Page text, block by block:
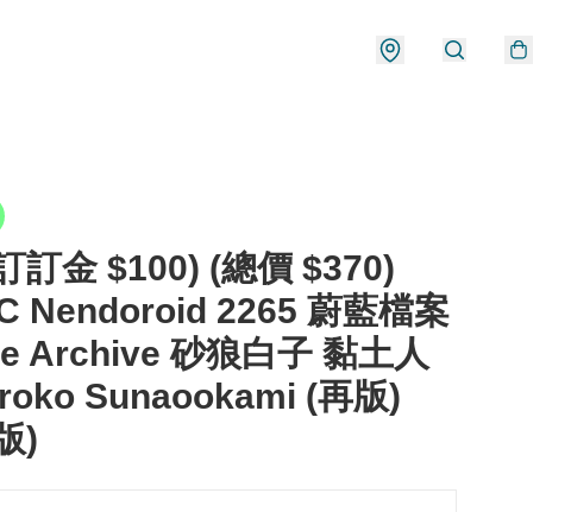
訂金 $100) (總價 $370)
Nendoroid 2265 蔚藍檔案
Archive 砂狼白子 黏土人
Sunaookami (再版)
)